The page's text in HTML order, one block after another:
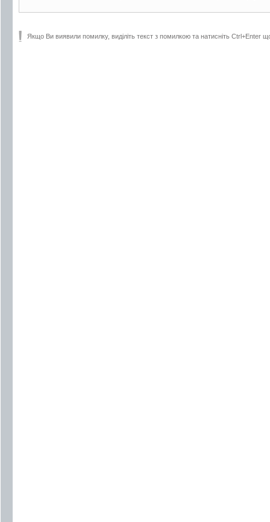
Якщо Ви виявили помилку, виділіть текст з помилкою та натисніть Ctrl+Enter